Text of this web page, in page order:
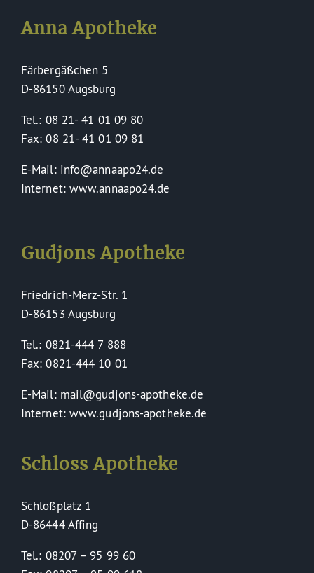
Anna Apotheke
Färbergäßchen 5
D-86150 Augsburg
Tel.: 08 21- 41 01 09 80
Fax: 08 21- 41 01 09 81
E-Mail: info@annaapo24.de
Internet: www.annaapo24.de
Gudjons Apotheke
Friedrich-Merz-Str. 1
D-86153 Augsburg
Tel.: 0821-444 7 888
Fax: 0821-444 10 01
E-Mail: mail@gudjons-apotheke.de
Internet: www.gudjons-apotheke.de
Schloss Apotheke
Schloßplatz 1
D-86444 Affing
Tel.: 08207 – 95 99 60